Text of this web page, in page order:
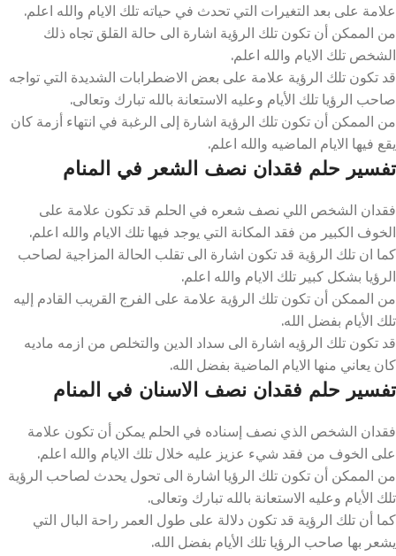
علامة على بعد التغيرات التي تحدث في حياته تلك الايام والله اعلم.
من الممكن أن تكون تلك الرؤية اشارة الى حالة القلق تجاه ذلك
الشخص تلك الايام والله اعلم.
قد تكون تلك الرؤية علامة على بعض الاضطرابات الشديدة التي تواجه
صاحب الرؤيا تلك الأيام وعليه الاستعانة بالله تبارك وتعالى.
من الممكن أن تكون تلك الرؤية اشارة إلى الرغبة في انتهاء أزمة كان
يقع فيها الايام الماضيه والله اعلم.
تفسير حلم فقدان نصف الشعر في المنام
فقدان الشخص اللي نصف شعره في الحلم قد تكون علامة على
الخوف الكبير من فقد المكانة التي يوجد فيها تلك الايام والله اعلم.
كما ان تلك الرؤية قد تكون اشارة الى تقلب الحالة المزاجية لصاحب
الرؤيا بشكل كبير تلك الايام والله اعلم.
من الممكن أن تكون تلك الرؤية علامة على الفرج القريب القادم إليه
تلك الأيام بفضل الله.
قد تكون تلك الرؤيه اشارة الى سداد الدين والتخلص من ازمه ماديه
كان يعاني منها الايام الماضية بفضل الله.
تفسير حلم فقدان نصف الاسنان في المنام
فقدان الشخص الذي نصف إسناده في الحلم يمكن أن تكون علامة
على الخوف من فقد شيء عزيز عليه خلال تلك الايام والله اعلم.
من الممكن أن تكون تلك الرؤيا اشارة الى تحول يحدث لصاحب الرؤية
تلك الأيام وعليه الاستعانة بالله تبارك وتعالى.
كما أن تلك الرؤية قد تكون دلالة على طول العمر راحة البال التي
يشعر بها صاحب الرؤيا تلك الأيام بفضل الله.